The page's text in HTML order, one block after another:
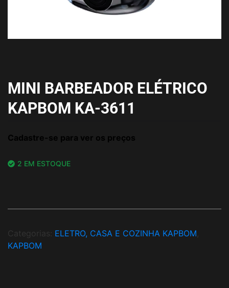
MINI BARBEADOR ELÉTRICO
KAPBOM KA-3611
Cadastre-se para ver os preços
2 EM ESTOQUE
Categorias: ELETRO, CASA E COZINHA KAPBOM
KAPBOM